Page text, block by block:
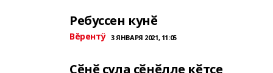
Ребуссен кунӗ
Вĕрентÿ 3 ЯНВАРЯ 2021, 11:05
Ҫӗнӗ ҫула ҫӗнӗлле кӗтсе